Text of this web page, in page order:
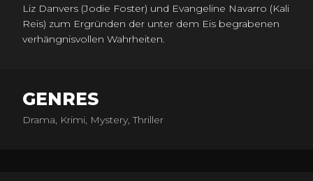
Liz Danvers (Jodie Foster) und Evangeline Navarro (Kali
Reis) zum Ergründen der unter dem Eis begrabenen
verhängnisvollen Wahrheiten.
GENRES
Drama, Krimi, Mystery, Thriller